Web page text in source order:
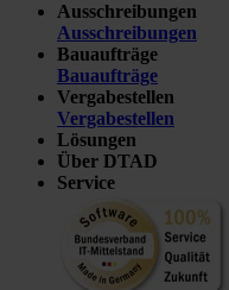
Ausschreibungen
Ausschreibungen
Bauaufträge
Bauaufträge
Vergabestellen
Vergabestellen
Lösungen
Über DTAD
Service